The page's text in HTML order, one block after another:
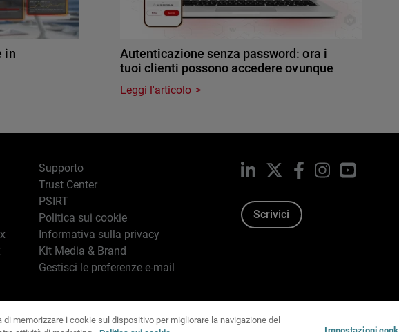
in
Autenticazione senza password: ora i
tuoi clienti possono accedere ovunque
Leggi l'articolo
Supporto
Trust Center
PSIRT
Politica sui cookie
Informativa sulla privacy
Kit Media & Brand
Gestisci le preferenze e-mail
LinkedIn Facebook
InstagramYouTube
Scrivici
Copyright © 1996-2026 WatchGuard Technologies, Inc. tutti i diritti riservati.
memorizzare i cookie sul dispositivo per migliorare la navigazione del